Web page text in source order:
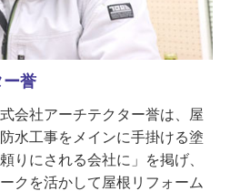
ー誉
会社アーチテクター誉は、屋
水工事をメインに手掛ける塗
りにされる会社に」を掲げ、
クを活かして屋根リフォーム